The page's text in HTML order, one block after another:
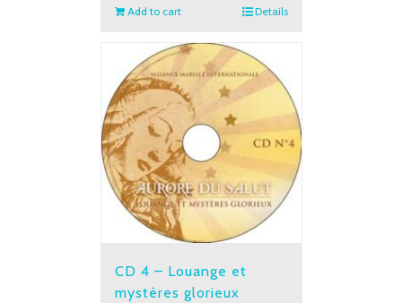
mystères
quantity
Add to cart Details
CD 4 – Louange et
mystères glorieux